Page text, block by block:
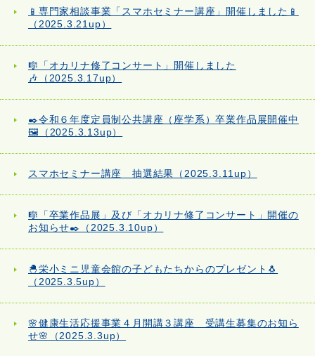
📱専門家相談事業「スマホセミナー講座」開催しました📱
（2025.3.21up）
🎼「オカリナ修了コンサート」開催しました
🎶（2025.3.17up）
✒️令和６年度定員制公共講座（座学系）卒業作品展開催中
🖼️（2025.3.13up）
スマホセミナー講座 抽選結果（2025.3.11up）
🎼「卒業作品展」及び「オカリナ修了コンサート」開催の
お知らせ✒️（2025.3.10up）
🐣栄小ミニ児童会館の子どもたちからのプレゼント🐧
（2025.3.5up）
🌸健康生活応援事業４月開講３講座 受講生募集のお知ら
せ🌸（2025.3.3up）